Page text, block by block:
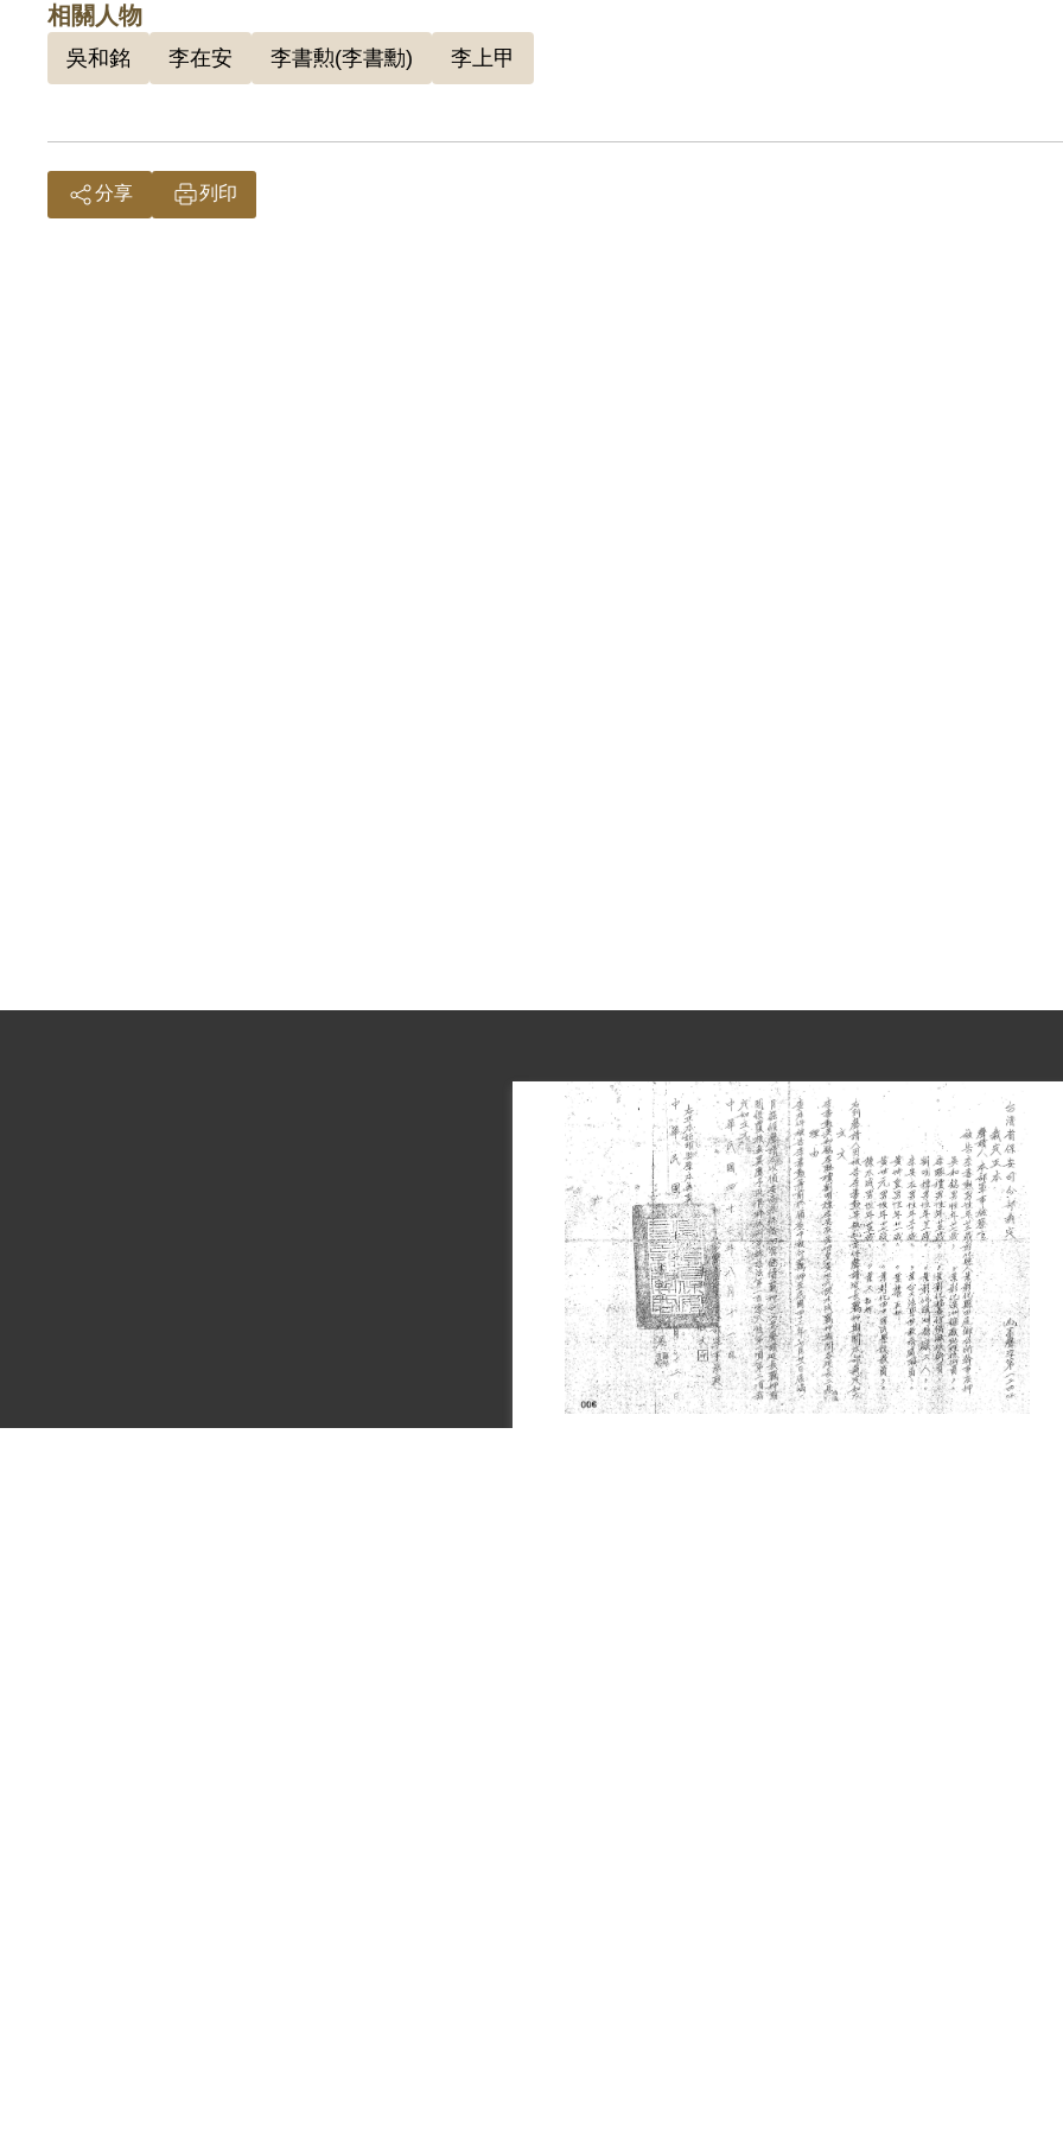
及代為聯絡等行為，難認已達意圖以非法之方法顛覆政府而著
2018年12月經促轉會公告撤銷判決處分。
相關人物
吳和銘 李在安 李書勲(李書勳) 李上甲
分享 列印